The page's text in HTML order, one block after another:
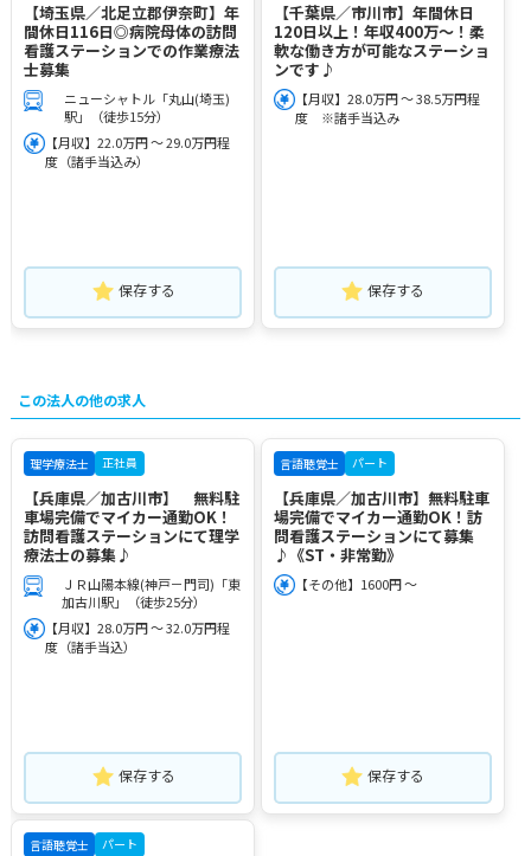
【埼玉県／北足立郡伊奈町】年
間休日116日◎病院母体の訪問
看護ステーションでの作業療法
士募集
ニューシャトル「丸山(埼玉)
駅」（徒歩15分）
【月収】22.0万円 ～ 29.0万円程
度（諸手当込み）
保存する
【千葉県／市川市】年間休日
120日以上！年収400万～！柔
軟な働き方が可能なステーショ
ンです♪
【月収】28.0万円 ～ 38.5万円程
度 ※諸手当込み
保存する
この法人の他の求人
理学療法士 正社員
【兵庫県／加古川市】 無料駐
車場完備でマイカー通勤OK！
訪問看護ステーションにて理学
療法士の募集♪
ＪＲ山陽本線(神戸－門司)「東
加古川駅」（徒歩25分）
【月収】28.0万円 ～ 32.0万円程
度（諸手当込）
保存する
言語聴覚士 パート
【兵庫県／加古川市】無料駐車
場完備でマイカー通勤OK！訪
問看護ステーションにて募集
♪《ST・非常勤》
【その他】1600円 ～
保存する
言語聴覚士 パート